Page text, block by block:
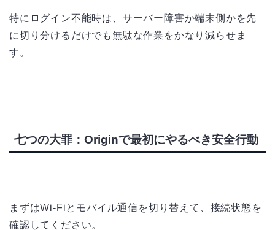
特にログイン不能時は、サーバー障害か端末側かを先
に切り分けるだけでも無駄な作業をかなり減らせま
す。
七つの大罪：Originで最初にやるべき安全行動
まずはWi-Fiとモバイル通信を切り替えて、接続状態を
確認してください。